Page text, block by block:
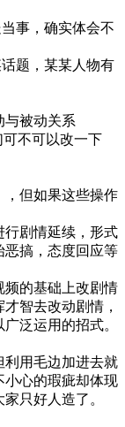
事，确实体会不
题，某某人物有
与被动关系
可不可以改一下
，但如果这些操作
行剧情延续，形式
恶搞，态度回应等
频的基础上改剧情
智去改动剧情，
泛运用的招式。
利用毛边加进去就
小心的瑕疵却体现
只好人造了。